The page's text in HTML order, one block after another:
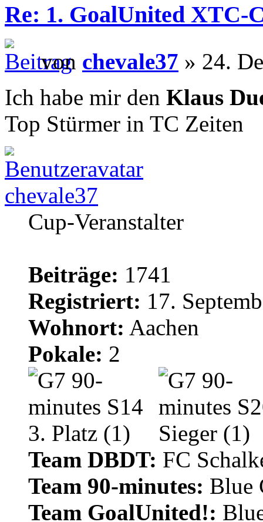
Re: 1. GoalUnited XTC-
von chevale37 » 24.
Ich habe mir den Klaus
Top Stürmer in TC Zeiten
chevale37
Cup-Veranstalter
Beiträge: 1741
Registriert: 17.
Wohnort: Aachen
Pokale: 2
Team DBDT: FC
Team 90-minutes: Blue
Team GoalUnited!: